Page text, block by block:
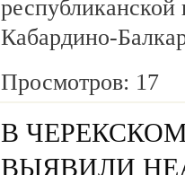
Кабардино-
Просмотров: 17
В
ВЫЯВИЛИ